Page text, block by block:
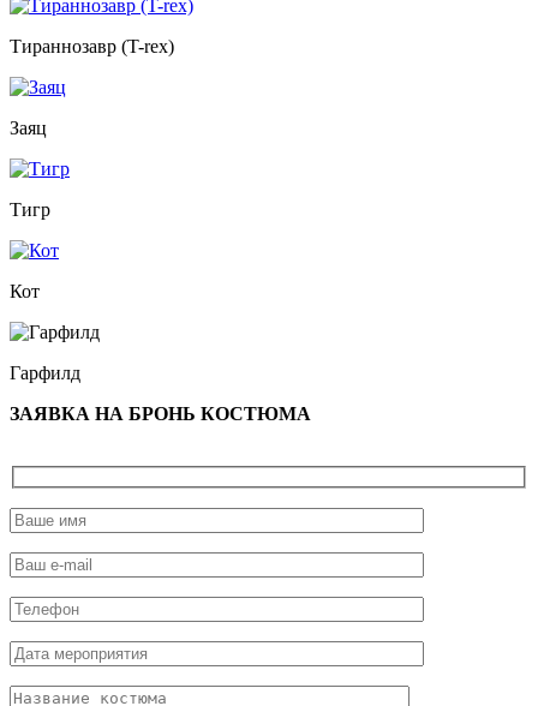
Тираннозавр (T-rex)
Заяц
Тигр
Кот
Гарфилд
ЗАЯВКА НА БРОНЬ КОСТЮМА